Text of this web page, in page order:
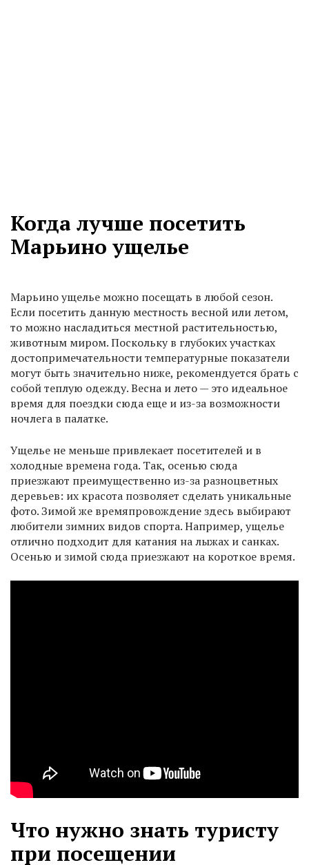
Когда лучше посетить
Марьино ущелье
Марьино ущелье можно посещать в любой сезон.
Если посетить данную местность весной или летом,
то можно насладиться местной растительностью,
животным миром. Поскольку в глубоких участках
достопримечательности температурные показатели
могут быть значительно ниже, рекомендуется брать с
собой теплую одежду. Весна и лето — это идеальное
время для поездки сюда еще и из-за возможности
ночлега в палатке.
Ущелье не меньше привлекает посетителей и в
холодные времена года. Так, осенью сюда
приезжают преимущественно из-за разноцветных
деревьев: их красота позволяет сделать уникальные
фото. Зимой же времяпровождение здесь выбирают
любители зимних видов спорта. Например, ущелье
отлично подходит для катания на лыжах и санках.
Осенью и зимой сюда приезжают на короткое время.
Что нужно знать туристу
при посещении